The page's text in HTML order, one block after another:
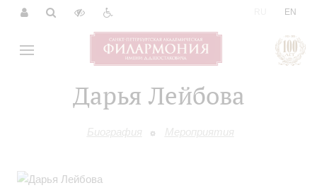
EN
Дарья Лейбова
Биография Мероприятия